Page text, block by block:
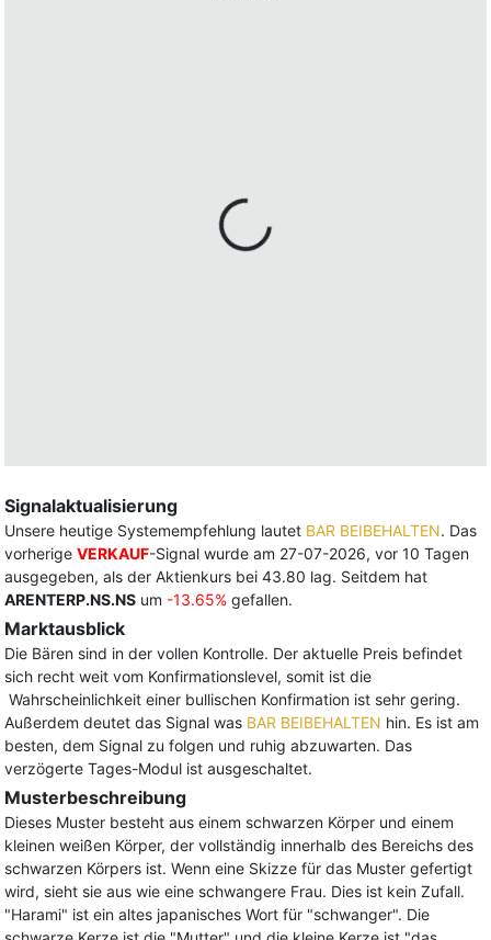
Signalaktualisierung
Unsere heutige Systemempfehlung lautet BAR BEIBEHALTEN. Das
vorherige VERKAUF-Signal wurde am 27-07-2026, vor 10 Tagen
ausgegeben, als der Aktienkurs bei 43.80 lag. Seitdem hat
ARENTERP.NS.NS um -13.65% gefallen.
Marktausblick
Die Bären sind in der vollen Kontrolle. Der aktuelle Preis befindet
sich recht weit vom Konfirmationslevel, somit ist die
Wahrscheinlichkeit einer bullischen Konfirmation ist sehr gering.
Außerdem deutet das Signal was BAR BEIBEHALTEN hin. Es ist am
besten, dem Signal zu folgen und ruhig abzuwarten. Das
verzögerte Tages-Modul ist ausgeschaltet.
Musterbeschreibung
Dieses Muster besteht aus einem schwarzen Körper und einem
kleinen weißen Körper, der vollständig innerhalb des Bereichs des
schwarzen Körpers ist. Wenn eine Skizze für das Muster gefertigt
wird, sieht sie aus wie eine schwangere Frau. Dies ist kein Zufall.
"Harami" ist ein altes japanisches Wort für "schwanger". Die